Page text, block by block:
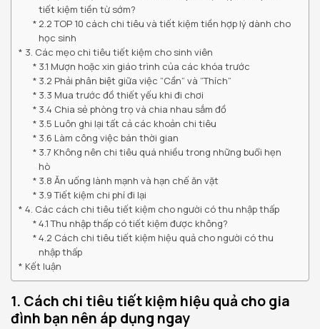
tiết kiệm tiền từ sớm?
2.2 TOP 10 cách chi tiêu và tiết kiệm tiền hợp lý dành cho
học sinh
3. Các mẹo chi tiêu tiết kiệm cho sinh viên
3.1 Mượn hoặc xin giáo trình của các khóa trước
3.2 Phải phân biệt giữa việc “Cần” và “Thích”
3.3 Mua trước đồ thiết yếu khi đi chơi
3.4 Chia sẻ phòng trọ và chia nhau sắm đồ
3.5 Luôn ghi lại tất cả các khoản chi tiêu
3.6 Làm công việc bán thời gian
3.7 Không nên chi tiêu quá nhiều trong những buổi hẹn
hò
3.8 Ăn uống lành mạnh và hạn chế ăn vặt
3.9 Tiết kiệm chi phí đi lại
4. Các cách chi tiêu tiết kiệm cho người có thu nhập thấp
4.1 Thu nhập thấp có tiết kiệm được không?
4.2 Cách chi tiêu tiết kiệm hiệu quả cho người có thu
nhập thấp
Kết luận
1. Cách chi tiêu tiết kiệm hiệu quả cho gia
đình bạn nên áp dụng ngay